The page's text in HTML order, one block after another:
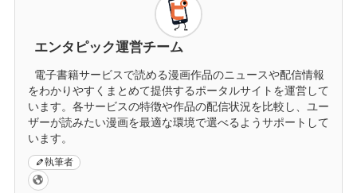
エンタピック運営チーム
電子書籍サービスで読める漫画作品のニュースや配信情報
をわかりやすくまとめて提供するポータルサイトを運営して
います。各サービスの特徴や作品の配信状況を比較し、ユー
ザーが読みたい漫画を最適な環境で選べるようサポートして
います。
執筆者